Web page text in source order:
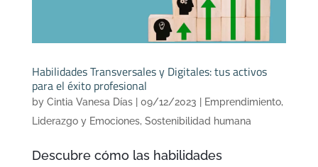
Habilidades Transversales y Digitales: tus activos
para el éxito profesional
by Cintia Vanesa Días| 09/12/2023 Emprendimiento,
Liderazgo y Emociones, Sostenibilidad humana
Descubre cómo las habilidades